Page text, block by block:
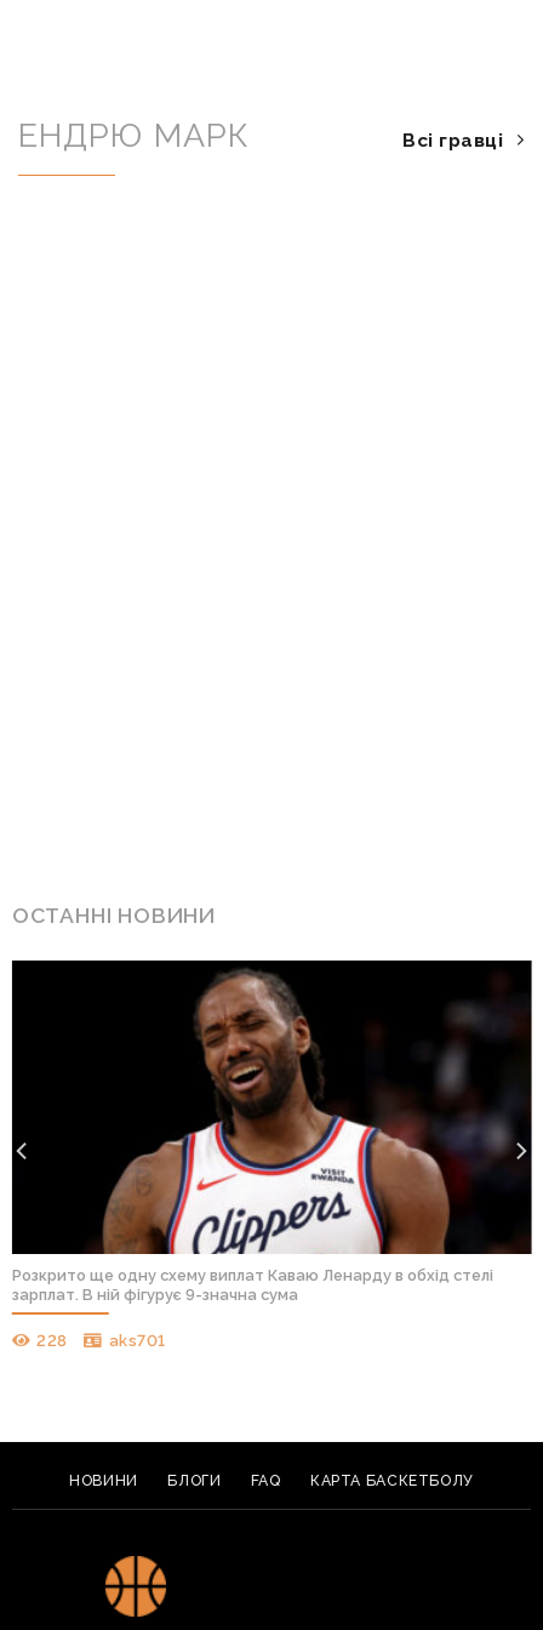
ЕНДРЮ МАРК Всі гравці
ОСТАННІ НОВИНИ
Розкрито ще одну схему виплат Каваю Ленарду в обхід стелі
зарплат. В ній фігурує 9-значна сума
228 aks701
НОВИНИ БЛОГИ FAQ КАРТА БАСКЕТБОЛУ